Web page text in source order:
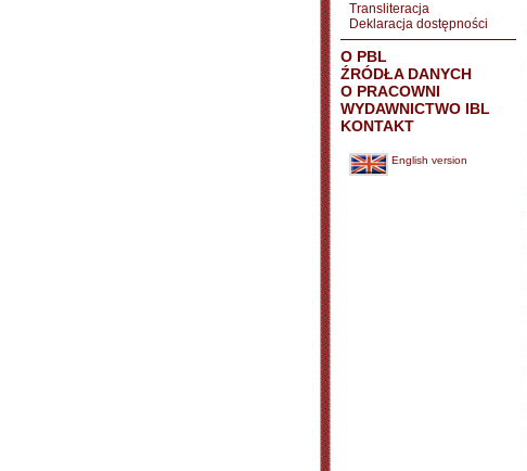
Transliteracja
Deklaracja dostępności
O PBL
ŹRÓDŁA DANYCH
O PRACOWNI
WYDAWNICTWO IBL
KONTAKT
English version